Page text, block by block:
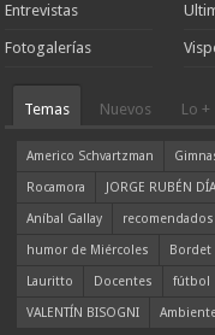
Entrevistas
Fotogalerías
Temas Nuevos Lo +
Americo Schvartzman
Rocamora
JORGE RUBÉN
Aníbal Gallay
recomendados
humor de Miércoles
Bordet
Lauritto
Docentes fútbol
VALENTÍN BISOGNI